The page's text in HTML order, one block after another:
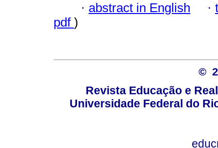
· abstract in English ·
pdf )
©
Revista Educação e
Universidade Federal do